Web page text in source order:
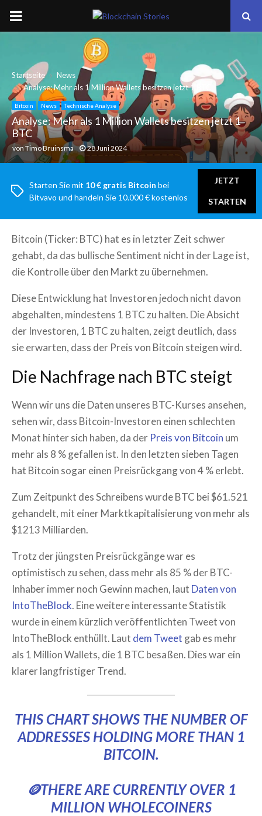
PRIMARY
Startseite
News
Analyse: Mehr als 1 Million Wallets besitzen jetzt 1 BTC
Bitcoin News Technische Analyse
Analyse: Mehr als 1 Million Wallets besitzen jetzt 1
BTC
von Timo Bruinsma 28 Juni 2024
Starten Sie mit 10 € gratis Bitcoin bei
Bitvavo und handeln Sie 10.000 € kostenlos
JETZT
STARTEN
Bitcoin (Ticker: BTC) hat es in letzter Zeit schwer
gehabt, da das bullische Sentiment nicht in der Lage ist,
die Kontrolle über den Markt zu übernehmen.
Diese Entwicklung hat Investoren jedoch nicht davon
abgehalten, mindestens 1 BTC zu halten. Die Absicht
der Investoren, 1 BTC zu halten, zeigt deutlich, dass
sie erwarten, dass der Preis von Bitcoin steigen wird.
Die Nachfrage nach BTC steigt
Wenn wir uns die Daten unseres BTC-Kurses ansehen,
sehen wir, dass Bitcoin-Investoren einen schlechten
Monat hinter sich haben, da der Preis von Bitcoin um
mehr als 8 % gefallen ist. In den letzten sieben Tagen
hat Bitcoin sogar einen Preisrückgang von 4 % erlebt.
Zum Zeitpunkt des Schreibens wurde BTC bei $61.521
gehandelt, mit einer Marktkapitalisierung von mehr als
$1213 Milliarden.
Trotz der jüngsten Preisrückgänge war es
optimistisch zu sehen, dass mehr als 85 % der BTC-
Inhaber immer noch Gewinn machen, laut Daten von
IntoTheBlock. Eine weitere interessante Statistik
wurde in einem kürzlich veröffentlichten Tweet von
IntoTheBlock enthüllt. Laut dem Tweet gab es mehr
als 1 Million Wallets, die 1 BTC besaßen. Dies war ein
klarer langfristiger Trend.
THIS CHART SHOWS THE NUMBER OF
ADDRESSES HOLDING MORE THAN 1
BITCOIN.
🪙THERE ARE CURRENTLY OVER 1
MILLION WHOLECOINERS